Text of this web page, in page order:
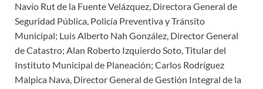
Navío Rut de la Fuente Velázquez, Directora General de
Seguridad Pública, Policía Preventiva y Tránsito
Municipal; Luis Alberto Nah González, Director General
de Catastro; Alan Roberto Izquierdo Soto, Titular del
Instituto Municipal de Planeación; Carlos Rodríguez
Malpica Nava, Director General de Gestión Integral de la